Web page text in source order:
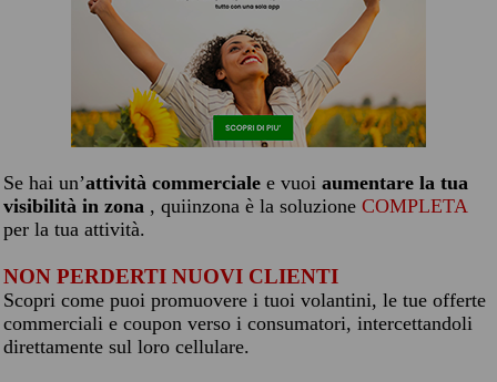
Se hai un’attività commerciale e vuoi aumentare la tua
visibilità in zona , quiinzona è la soluzione COMPLETA
per la tua attività.
NON PERDERTI NUOVI CLIENTI
Scopri come puoi promuovere i tuoi volantini, le tue offerte
commerciali e coupon verso i consumatori, intercettandoli
direttamente sul loro cellulare.